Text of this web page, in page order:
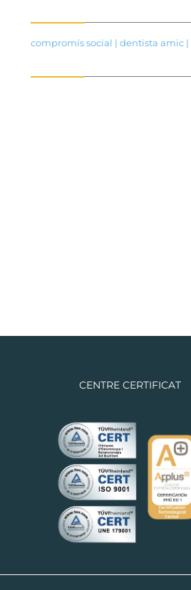
compromís social | dentista amic|
CENTRE CERTIFICAT